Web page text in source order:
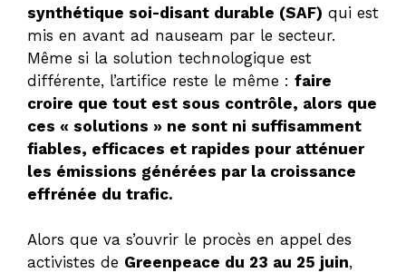
synthétique soi-disant durable (SAF) qui est
mis en avant ad nauseam par le secteur.
Même si la solution technologique est
différente, l’artifice reste le même : faire
croire que tout est sous contrôle, alors que
ces « solutions » ne sont ni suffisamment
fiables, efficaces et rapides pour atténuer
les émissions générées par la croissance
effrénée du trafic.
Alors que va s’ouvrir le procès en appel des
activistes de Greenpeace du 23 au 25 juin,